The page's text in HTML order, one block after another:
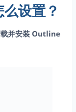
设置？
载并安装 Outline